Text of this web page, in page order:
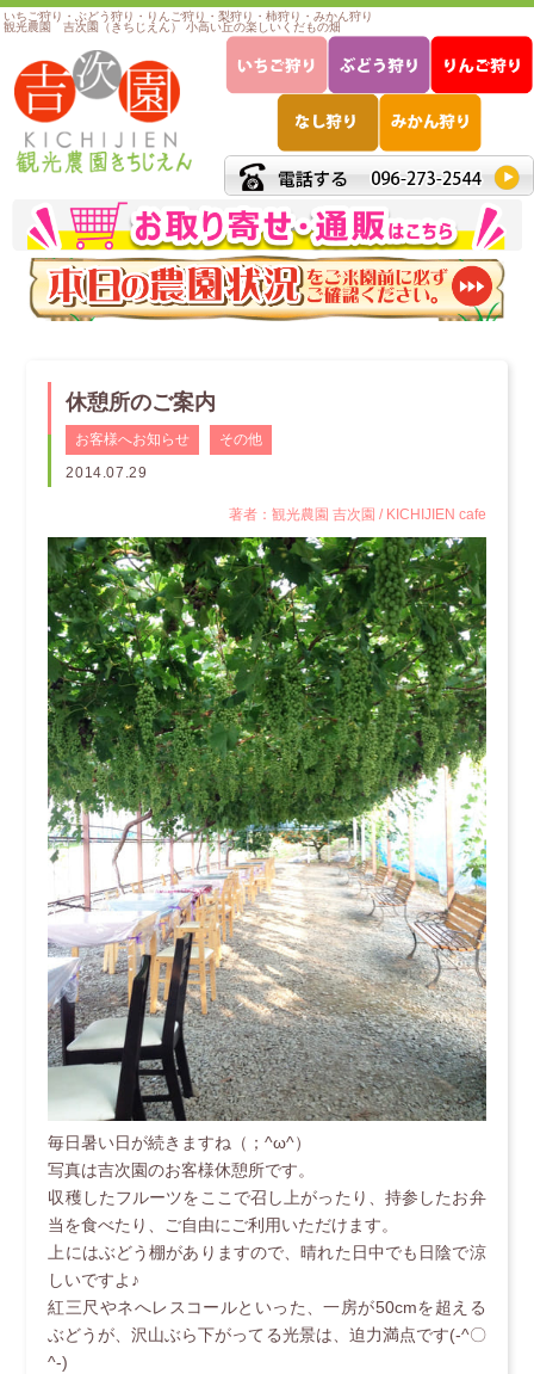
いちご狩り・ぶどう狩り・りんご狩り・梨狩り・柿狩り・みかん狩り
観光農園 吉次園（きちじえん） 小高い丘の楽しいくだもの畑
休憩所のご案内
お客様へお知らせ
その他
2014.07.29
著者：観光農園 吉次園 / KICHIJIEN cafe
毎日暑い日が続きますね（；^ω^）
写真は吉次園のお客様休憩所です。
収穫したフルーツをここで召し上がったり、持参したお弁
当を食べたり、ご自由にご利用いただけます。
上にはぶどう棚がありますので、晴れた日中でも日陰で涼
しいですよ♪
紅三尺やネへレスコールといった、一房が50cmを超える
ぶどうが、沢山ぶら下がってる光景は、迫力満点です(-^〇
^-)